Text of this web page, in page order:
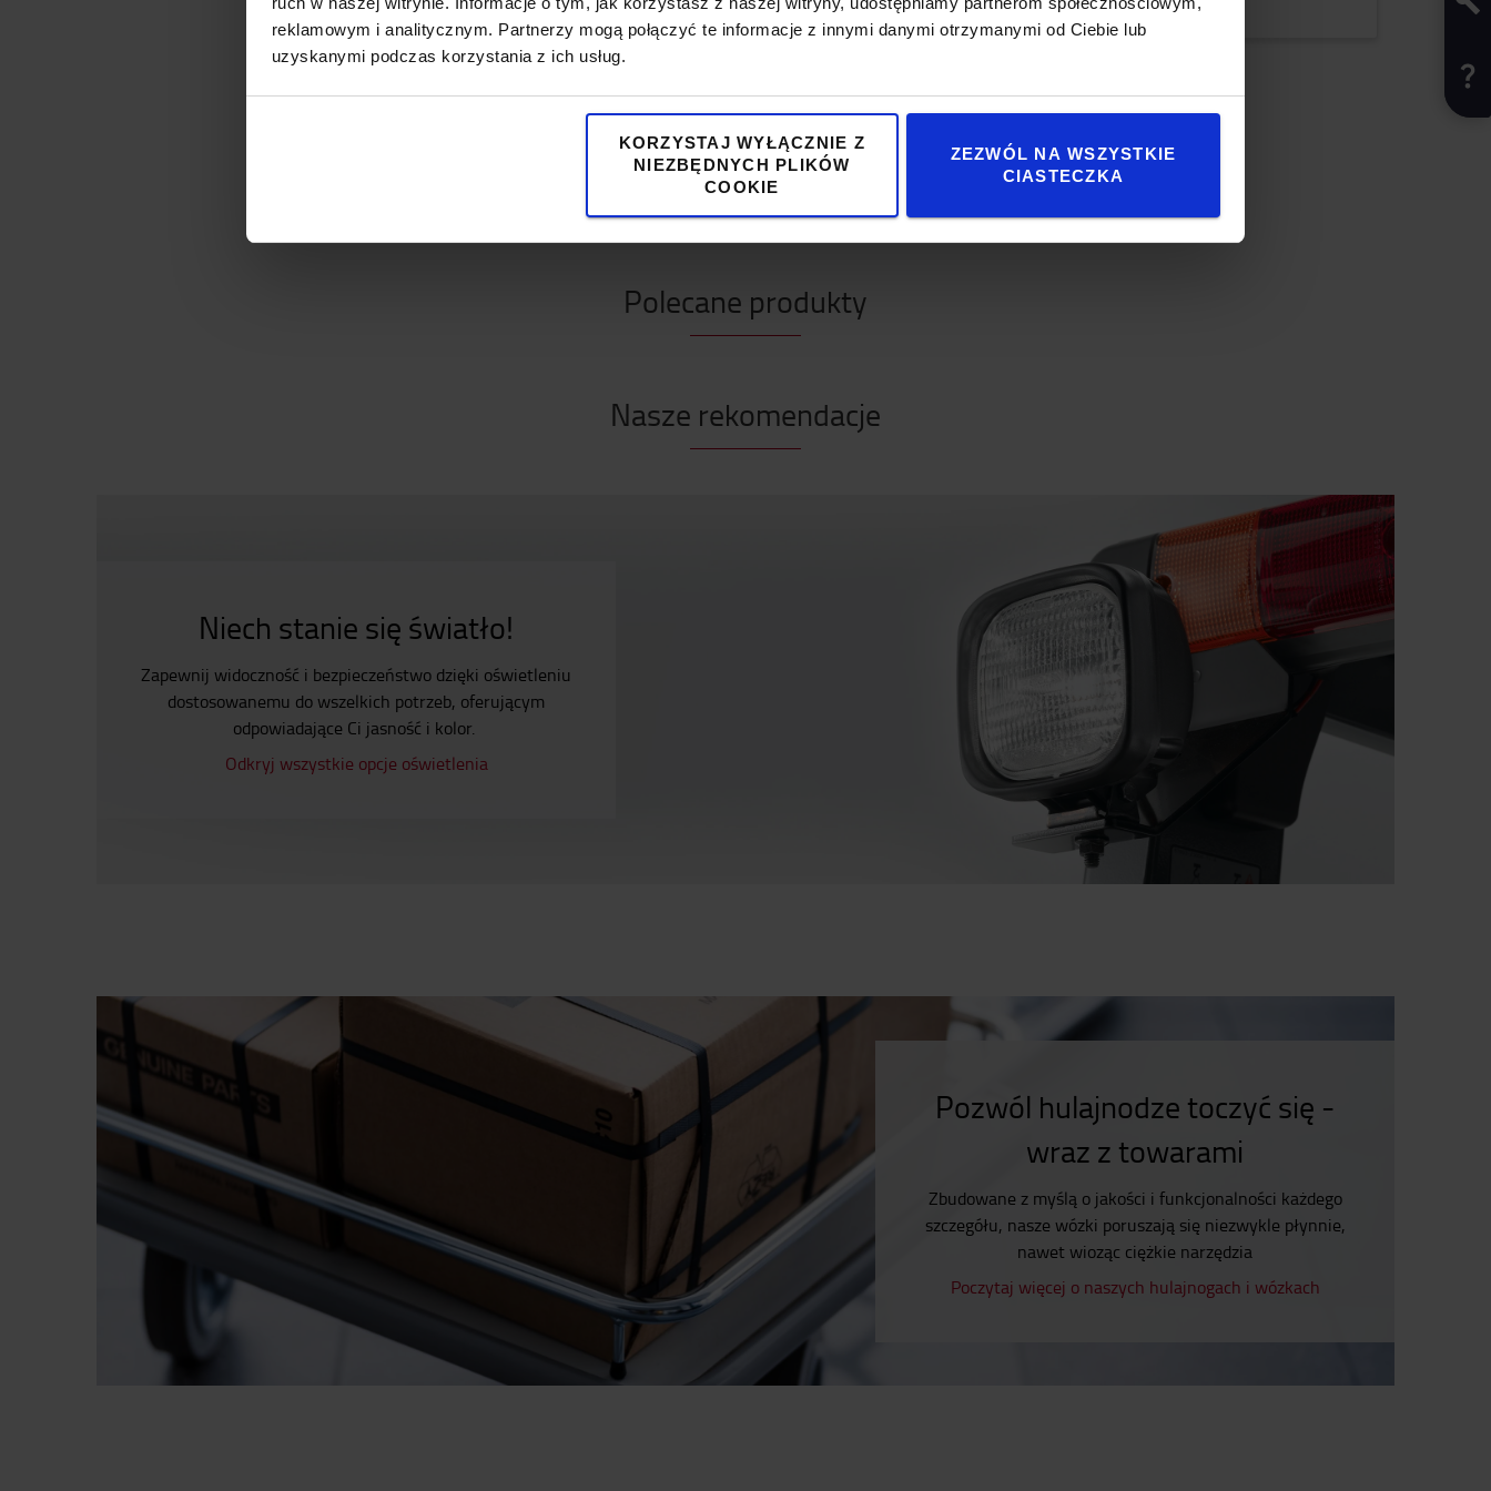
reklamowym i analitycznym. Partnerzy mogą połączyć te informacje z innymi danymi otrzymanymi od Ciebie lub
uzyskanymi podczas korzystania z ich usług.
KORZYSTAJ WYŁĄCZNIE Z
NIEZBĘDNYCH PLIKÓW
COOKIE
ZEZWÓL NA WSZYSTKIE
CIASTECZKA
Wykorzytaj w pełni swoje miejsce pracy
Polecane produkty
Nasze rekomendacje
Niech stanie się światło!
Zapewnij widoczność i bezpieczeństwo dzięki oświetleniu
dostosowanemu do wszelkich potrzeb, oferującym
odpowiadające Ci jasność i kolor.
Odkryj wszystkie opcje oświetlenia
Pozwól hulajnodze toczyć się -
wraz z towarami
Zbudowane z myślą o jakości i funkcjonalności każdego
szczegółu, nasze wózki poruszają się niezwykle płynnie,
nawet wioząc ciężkie narzędzia
Poczytaj więcej o naszych hulajnogach i wózkach